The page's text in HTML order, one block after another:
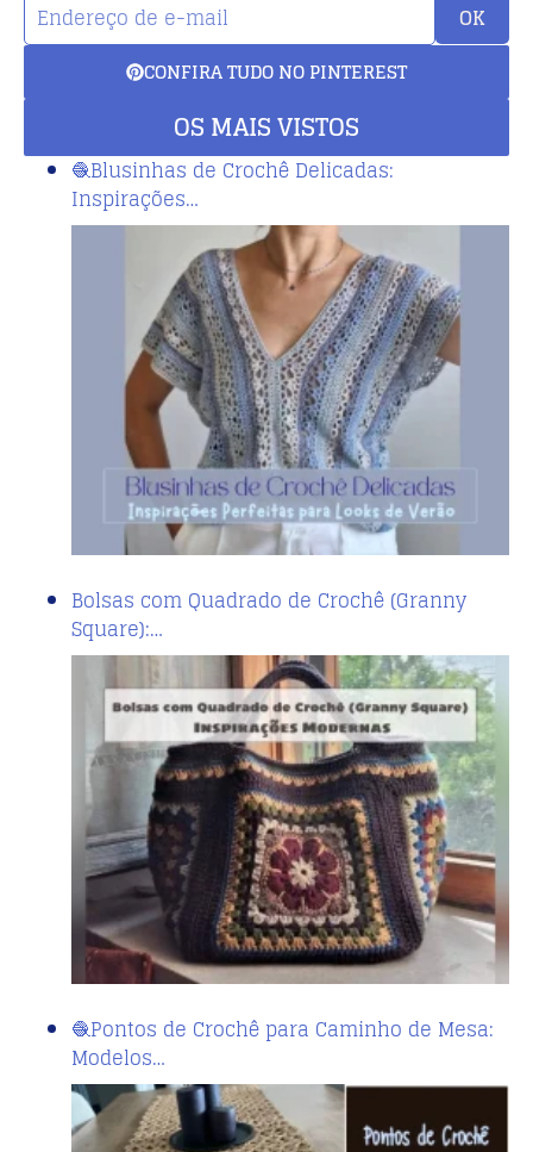
OK
CONFIRA TUDO NO PINTEREST
OS MAIS VISTOS
🧶Blusinhas de Crochê Delicadas:
Inspirações…
Bolsas com Quadrado de Crochê (Granny
Square):…
🧶Pontos de Crochê para Caminho de Mesa:
Modelos…